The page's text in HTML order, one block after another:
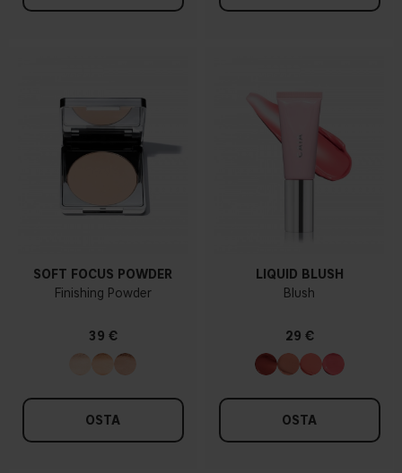
SOFT FOCUS POWDER
Finishing Powder
39 €
OSTA
LIQUID BLUSH
Blush
29 €
OSTA